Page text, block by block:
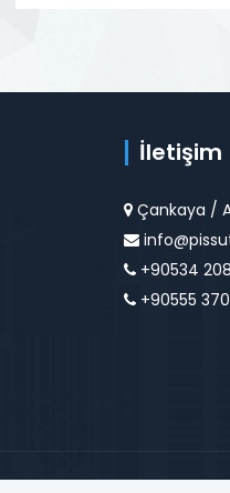
İletişim
Çankaya /
+90534
+90555